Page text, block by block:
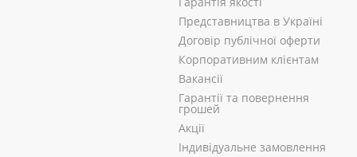
Представництва в Україні
Договір публічної оферти
Корпоративним клієнтам
Вакансії
Гарантії та повернення
грошей
Акції
Індивідуальне замовлення